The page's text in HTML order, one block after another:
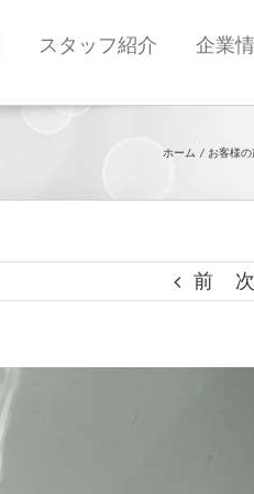
スタッフ紹介 企業
ホーム お客様の
前 次